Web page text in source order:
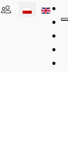
Wybierz swój